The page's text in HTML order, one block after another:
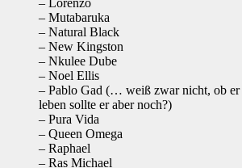
– Lorenzo
– Mutabaruka
– Natural Black
– New Kingston
– Nkulee Dube
– Noel Ellis
– Pablo Gad (… weiß zwar nicht, ob er
leben sollte er aber noch?)
– Pura Vida
– Queen Omega
– Raphael
– Ras Michael